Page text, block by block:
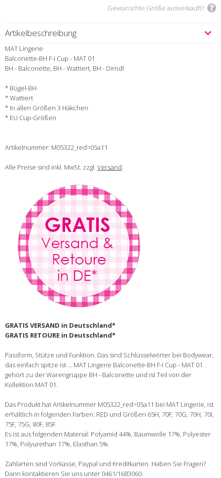
Gewünschte Größe ausverkauft?
Artikelbeschreibung
MAT Lingerie
Balconette-BH F-I Cup - MAT 01
BH - Balconette, BH - Wattiert, BH - Dirndl
* Bügel-BH
* Wattiert
* In allen Größen 3 Häkchen
* EU Cup-Größen
Artikelnummer: M05322_red=05a11
Alle Preise sind inkl. MwSt. zzgl. Versand.
GRATIS VERSAND in Deutschland*
GRATIS RETOURE in Deutschland*
Passform, Stütze und Funktion. Das sind Schlüsselwörter bei Bodywear,
das einfach spitze ist ... MAT Lingerie Balconette-BH F-I Cup - MAT 01
gehört zu der Warengruppe BH - Balconette und ist Teil von der
Kollektion MAT 01.
Das Produkt hat Artikelnummer M05322_red=05a11 bei MAT Lingerie, ist
erhältlich in folgenden Farben: RED und Größen 65H, 70F, 70G, 70H, 70I,
75F, 75G, 80F, 85F.
Es ist aus folgenden Material: Polyamid 44%, Baumwolle 17%, Polyester
17%, Polyurethan 17%, Elasthan 5%.
Zahlarten sind Vorkasse, Paypal und Kreditkarten. Haben Sie Fragen?
Dann kontaktieren Sie uns unter 0461/1683060.